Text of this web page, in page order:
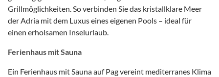
Grillmöglichkeiten. So verbinden Sie das kristallklare Meer
der Adria mit dem Luxus eines eigenen Pools – ideal für
einen erholsamen Inselurlaub.
Ferienhaus mit Sauna
Ein Ferienhaus mit Sauna auf Pag vereint mediterranes Klima